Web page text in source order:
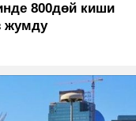
800дөй киши
жумду